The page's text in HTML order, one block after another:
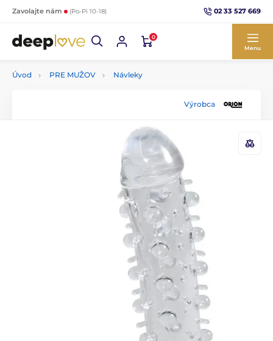
Zavolajte nám (Po-Pi 10-18) 02 33 527 669
0
Menu
Úvod PRE MUŽOV Návleky
Výrobca